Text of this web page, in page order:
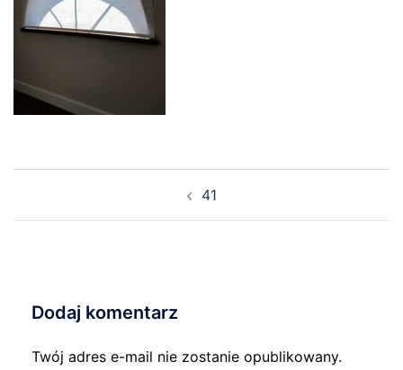
41
Dodaj komentarz
Twój adres e-mail nie zostanie opublikowany.